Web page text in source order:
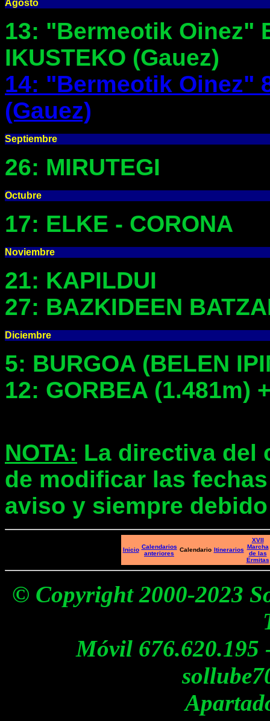
Agosto
13: "Bermeotik Oinez"
IKUSTEKO (Gauez)
14: "Bermeotik Oinez"
(Gauez)
Septiembre
26: MIRUTEGI
Octubre
17: ELKE - CORONA
Noviembre
21: KAPILDUI
27: BAZKIDEEN
Diciembre
5: BURGOA (BELEN
12: GORBEA (1.481m)
NOTA: La directiva del
de modificar las
aviso y siempre
Inicio Calendarios
anteriores
Calendario Itinerarios
XVII
Marcha
de las
Ermitas
© Copyright 2000-2023
Móvil 676.620.195